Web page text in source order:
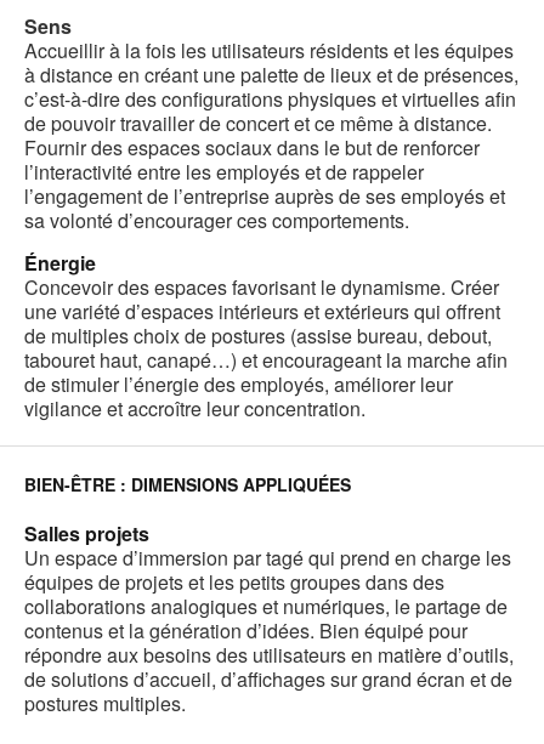
Sens
Accueillir à la fois les utilisateurs résidents et les équipes
à distance en créant une palette de lieux et de présences,
c’est-à-dire des configurations physiques et virtuelles afin
de pouvoir travailler de concert et ce même à distance.
Fournir des espaces sociaux dans le but de renforcer
l’interactivité entre les employés et de rappeler
l’engagement de l’entreprise auprès de ses employés et
sa volonté d’encourager ces comportements.
Énergie
Concevoir des espaces favorisant le dynamisme. Créer
une variété d’espaces intérieurs et extérieurs qui offrent
de multiples choix de postures (assise bureau, debout,
tabouret haut, canapé…) et encourageant la marche afin
de stimuler l’énergie des employés, améliorer leur
vigilance et accroître leur concentration.
BIEN-ÊTRE : DIMENSIONS APPLIQUÉES
Salles projets
Un espace d’immersion par tagé qui prend en charge les
équipes de projets et les petits groupes dans des
collaborations analogiques et numériques, le partage de
contenus et la génération d’idées. Bien équipé pour
répondre aux besoins des utilisateurs en matière d’outils,
de solutions d’accueil, d’affichages sur grand écran et de
postures multiples.